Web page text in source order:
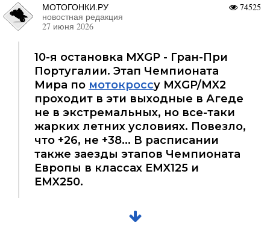
74525
МОТОГОНКИ.РУ
новостная редакция
27 июня 2026
10-я остановка MXGP - Гран-При
Португалии. Этап Чемпионата
Мира по мотокроссу MXGP/MX2
проходит в эти выходные в Агеде
не в экстремальных, но все-таки
жарких летних условиях. Повезло,
что +26, не +38... В расписании
также заезды этапов Чемпионата
Европы в классах EMX125 и
EMX250.